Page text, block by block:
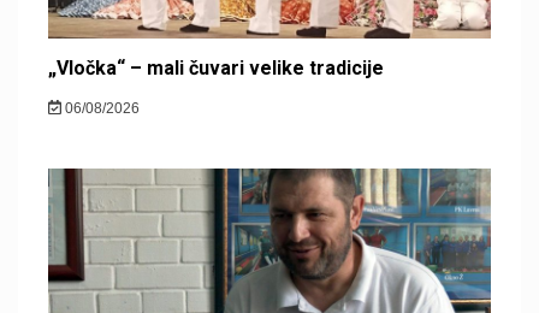
„Vločka“ – mali čuvari velike tradicije
06/08/2026